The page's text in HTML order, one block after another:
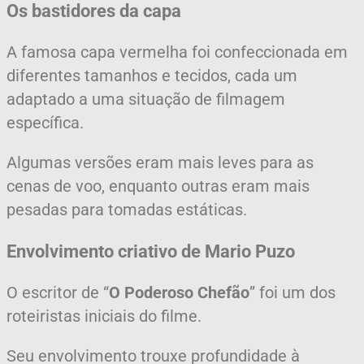
Os bastidores da capa
A famosa capa vermelha foi confeccionada em
diferentes tamanhos e tecidos, cada um
adaptado a uma situação de filmagem
específica.
Algumas versões eram mais leves para as
cenas de voo, enquanto outras eram mais
pesadas para tomadas estáticas.
Envolvimento criativo de Mario Puzo
O escritor de “O Poderoso Chefão” foi um dos
roteiristas iniciais do filme.
Seu envolvimento trouxe profundidade à